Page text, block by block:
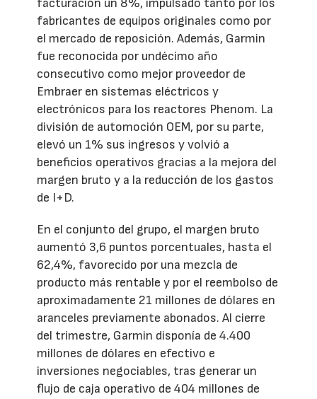
fabricantes de equipos originales como por
el mercado de reposición. Además, Garmin
fue reconocida por undécimo año
consecutivo como mejor proveedor de
Embraer en sistemas eléctricos y
electrónicos para los reactores Phenom. La
división de automoción OEM, por su parte,
elevó un 1% sus ingresos y volvió a
beneficios operativos gracias a la mejora del
margen bruto y a la reducción de los gastos
de I+D.
En el conjunto del grupo, el margen bruto
aumentó 3,6 puntos porcentuales, hasta el
62,4%, favorecido por una mezcla de
producto más rentable y por el reembolso de
aproximadamente 21 millones de dólares en
aranceles previamente abonados. Al cierre
del trimestre, Garmin disponía de 4.400
millones de dólares en efectivo e
inversiones negociables, tras generar un
flujo de caja operativo de 404 millones de